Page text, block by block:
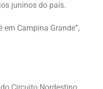
juninos do país.
em Campina Grande”,